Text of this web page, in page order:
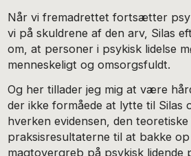
Når vi fremadrettet fortsætter
vi på skuldrene af den arv, Silas
om, at personer i psykisk lidelse
menneskeligt og omsorgsfuldt.
Og her tillader jeg mig at være
der ikke formåede at lytte til Silas
hverken evidensen, den
praksisresultaterne til at bakke op
magtovergreb på psykisk lidende